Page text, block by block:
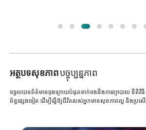
អត្ថបទសុខភាពបច្ចុប្បន្នភាព
ទទួលបានព័ត៌មានចុងក្រោយបំផុតទាក់ទងនឹងការព្យាបាល នីតិវិធី
ព័ន្ធផ្សេងទៀត ដើម្បីធ្វើឱ្យជីវិតរបស់អ្នកមានសុខភាពល្អ និងប្រស